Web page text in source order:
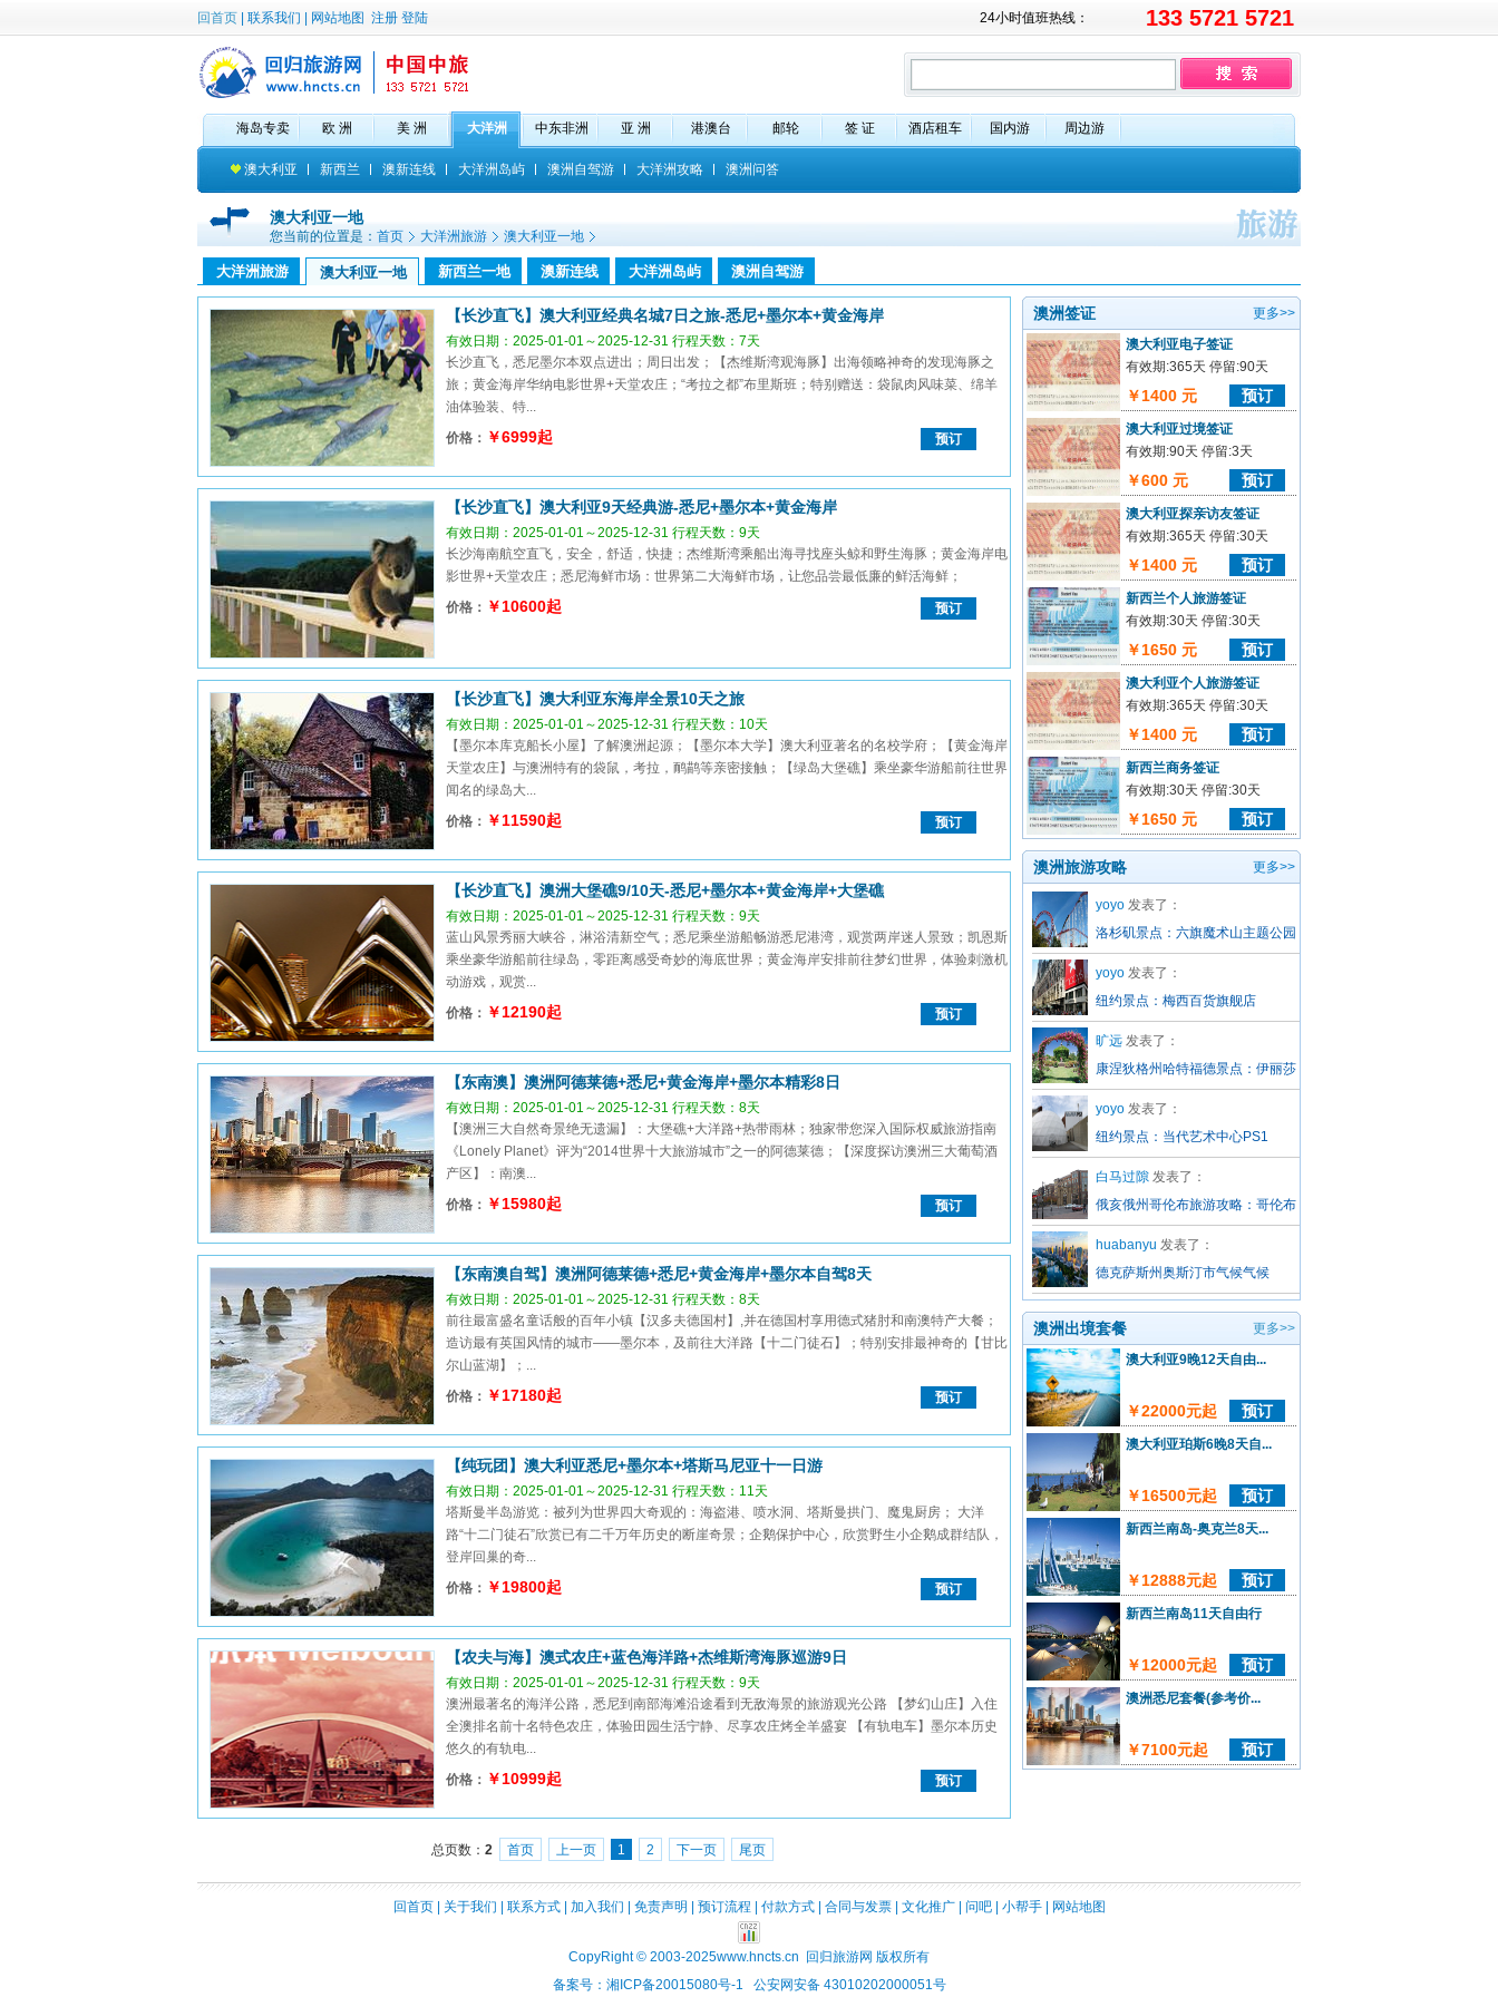
回首页 联系我们 网站地图 注册 登陆 133 5721 5721
24小时值班热线：
海岛专卖 欧 洲 美 洲 大洋洲
澳大利亚 新西兰 澳新连线 大洋洲岛屿 澳洲自驾游 大洋洲攻略 澳洲问答
中东非洲 亚 洲 港澳台 邮轮 签 证 酒店租车 国内游 周边游
澳大利亚一地
您当前的位置是： 首页 大洋洲旅游 澳大利亚一地
大洋洲旅游 澳大利亚一地 新西兰一地 澳新连线 大洋洲岛屿 澳洲自驾游
澳洲签证
更多>>
澳大利亚电子签证
有效期:365天 停留:90天
预订
￥1400 元
澳大利亚过境签证
有效期:90天 停留:3天
预订
￥600 元
澳大利亚探亲访友签证
有效期:365天 停留:30天
预订
￥1400 元
新西兰个人旅游签证
有效期:30天 停留:30天
预订
￥1650 元
澳大利亚个人旅游签证
有效期:365天 停留:30天
预订
￥1400 元
新西兰商务签证
有效期:30天 停留:30天
预订
￥1650 元
澳洲旅游攻略 更多>>
yoyo 发表了：
洛杉矶景点：六旗魔术山主题公园
yoyo 发表了：
纽约景点：梅西百货旗舰店
旷远 发表了：
康涅狄格州哈特福德景点：伊丽莎
yoyo 发表了：
纽约景点：当代艺术中心PS1
白马过隙 发表了：
俄亥俄州哥伦布旅游攻略：哥伦布
huabanyu 发表了：
德克萨斯州奥斯汀市气候气候
澳洲出境套餐
更多>>
澳大利亚9晚12天自由...
预订
￥22000元起
澳大利亚珀斯6晚8天自...
预订
￥16500元起
新西兰南岛-奥克兰8天...
预订
￥12888元起
新西兰南岛11天自由行
预订
￥12000元起
澳洲悉尼套餐(参考价...
预订
￥7100元起
【长沙直飞】澳大利亚经典名城7日之旅-悉尼+墨尔本+黄金海岸
有效日期：2025-01-01～2025-12-31 行程天数：7天
长沙直飞，悉尼墨尔本双点进出；周日出发；【杰维斯湾观海豚】出海领略神奇的发现海豚之
旅；黄金海岸华纳电影世界+天堂农庄；“考拉之都”布里斯班；特别赠送：袋鼠肉风味菜、绵羊
油体验装、特...
预订
价格： ￥6999起
【长沙直飞】澳大利亚9天经典游-悉尼+墨尔本+黄金海岸
有效日期：2025-01-01～2025-12-31 行程天数：9天
长沙海南航空直飞，安全，舒适，快捷；杰维斯湾乘船出海寻找座头鲸和野生海豚；黄金海岸电
影世界+天堂农庄；悉尼海鲜市场：世界第二大海鲜市场，让您品尝最低廉的鲜活海鲜；
预订
价格： ￥10600起
【长沙直飞】澳大利亚东海岸全景10天之旅
有效日期：2025-01-01～2025-12-31 行程天数：10天
【墨尔本库克船长小屋】了解澳洲起源；【墨尔本大学】澳大利亚著名的名校学府；【黄金海岸
天堂农庄】与澳洲特有的袋鼠，考拉，鸸鹋等亲密接触；【绿岛大堡礁】乘坐豪华游船前往世界
闻名的绿岛大...
预订
价格： ￥11590起
【长沙直飞】澳洲大堡礁9/10天-悉尼+墨尔本+黄金海岸+大堡礁
有效日期：2025-01-01～2025-12-31 行程天数：9天
蓝山风景秀丽大峡谷，淋浴清新空气；悉尼乘坐游船畅游悉尼港湾，观赏两岸迷人景致；凯恩斯
乘坐豪华游船前往绿岛，零距离感受奇妙的海底世界；黄金海岸安排前往梦幻世界，体验刺激机
动游戏，观赏...
预订
价格： ￥12190起
【东南澳】澳洲阿德莱德+悉尼+黄金海岸+墨尔本精彩8日
有效日期：2025-01-01～2025-12-31 行程天数：8天
【澳洲三大自然奇景绝无遗漏】：大堡礁+大洋路+热带雨林；独家带您深入国际权威旅游指南
《Lonely Planet》评为“2014世界十大旅游城市”之一的阿德莱德；【深度探访澳洲三大葡萄酒
产区】：南澳...
预订
价格： ￥15980起
【东南澳自驾】澳洲阿德莱德+悉尼+黄金海岸+墨尔本自驾8天
有效日期：2025-01-01～2025-12-31 行程天数：8天
前往最富盛名童话般的百年小镇【汉多夫德国村】,并在德国村享用德式猪肘和南澳特产大餐；
造访最有英国风情的城市——墨尔本，及前往大洋路【十二门徒石】；特别安排最神奇的【甘比
尔山蓝湖】；...
预订
价格： ￥17180起
【纯玩团】澳大利亚悉尼+墨尔本+塔斯马尼亚十一日游
有效日期：2025-01-01～2025-12-31 行程天数：11天
塔斯曼半岛游览：被列为世界四大奇观的：海盗港、喷水洞、塔斯曼拱门、魔鬼厨房； 大洋
路“十二门徒石”欣赏已有二千万年历史的断崖奇景；企鹅保护中心，欣赏野生小企鹅成群结队，
登岸回巢的奇...
预订
价格： ￥19800起
【农夫与海】澳式农庄+蓝色海洋路+杰维斯湾海豚巡游9日
有效日期：2025-01-01～2025-12-31 行程天数：9天
澳洲最著名的海洋公路，悉尼到南部海滩沿途看到无敌海景的旅游观光公路 【梦幻山庄】入住
全澳排名前十名特色农庄，体验田园生活宁静、尽享农庄烤全羊盛宴 【有轨电车】墨尔本历史
悠久的有轨电...
预订
价格： ￥10999起
总页数： 2 首页 上一页 1 2 下一页 尾页
回首页| 关于我们 联系方式| 加入我们 免责声明 预订流程 付款方式| 合同与发票| 文化推广| 问吧| 小帮手| 网站地图
CopyRight © 2003-2025www.hncts.cn 回归旅游网 版权所有
备案号：湘ICP备20015080号-1 公安网安备 43010202000051号